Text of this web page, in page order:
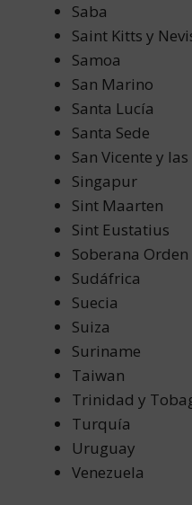
Saba
Saint Kitts y
Samoa
San Marino
Santa Lucía
Santa Sede
San Vicente y
Singapur
Sint Maarten
Sint Eustatius
Soberana
Sudáfrica
Suecia
Suiza
Suriname
Taiwan
Trinidad y
Turquía
Uruguay
Venezuela